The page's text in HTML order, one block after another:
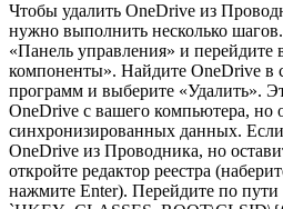
Чтобы удалить OneDrive из
нужно выполнить несколько
«Панель управления» и
компоненты». Найдите OneDrive в
программ и выберите «Удалить».
OneDrive с вашего компьютера, но
синхронизированных данных.
OneDrive из Проводника, но
откройте редактор реестра
нажмите Enter). Перейдите по пути